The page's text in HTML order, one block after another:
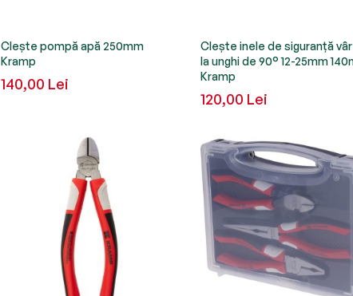
Clește pompă apă 250mm
Kramp
140,00 Lei
Clește inele de siguranță
la unghi de 90° 12-25mm
Kramp
120,00 Lei